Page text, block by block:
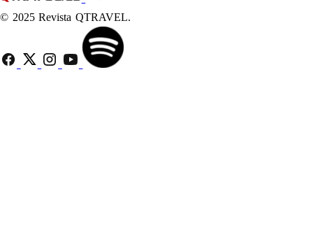
© 2025 Revista QTRAVEL.